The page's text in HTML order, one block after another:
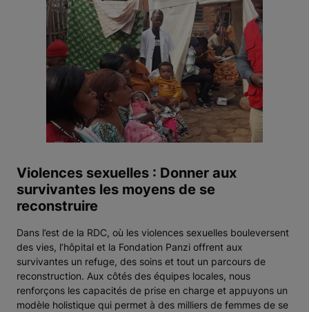
Violences sexuelles : Donner aux
survivantes les moyens de se
reconstruire
Dans l’est de la RDC, où les violences sexuelles bouleversent
des vies, l’hôpital et la Fondation Panzi offrent aux
survivantes un refuge, des soins et tout un parcours de
reconstruction. Aux côtés des équipes locales, nous
renforçons les capacités de prise en charge et appuyons un
modèle holistique qui permet à des milliers de femmes de se